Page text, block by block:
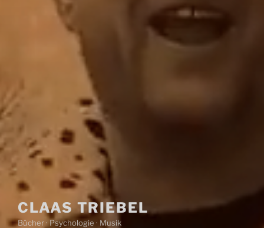
CLAAS TRIEBEL
Bücher · Psychologie · Musik